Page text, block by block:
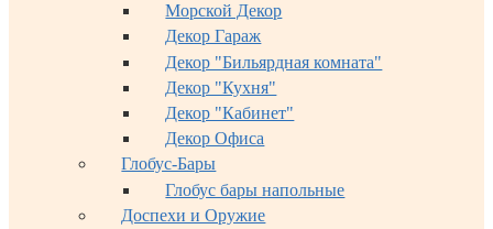
Морской Декор
Декор Гараж
Декор "Бильярдная комната"
Декор "Кухня"
Декор "Кабинет"
Декор Офиса
Глобус-Бары
Глобус бары напольные
Доспехи и Оружие